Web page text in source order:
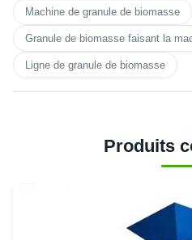
Machine de granule de biomasse
Granule de biomasse faisant la
Ligne de granule de biomasse
Produits